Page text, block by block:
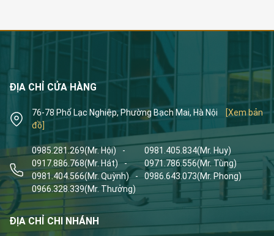
ĐỊA CHỈ CỬA HÀNG
76-78 Phố Lạc Nghiệp, Phường Bạch Mai, Hà Nội
[Xem bản
đồ]
0985.281.269(Mr. Hội) - 0981.405.834(Mr. Huy)
0917.886.768(Mr. Hát) - 0971.786.556(Mr. Tùng)
0981.404.566(Mr. Quỳnh) - 0986.643.073(Mr. Phong)
0966.328.339(Mr. Thưởng)
ĐỊA CHỈ CHI NHÁNH